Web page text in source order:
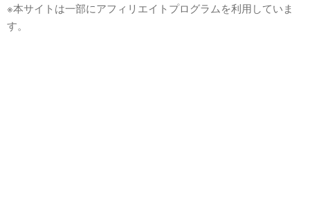
※本サイトは一部にアフィリエイトプログラムを利用していま
す。